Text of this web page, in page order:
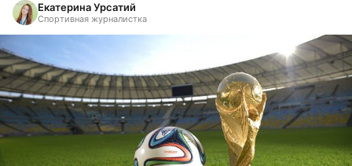
Екатерина Урсатий
Спортивная журналистка